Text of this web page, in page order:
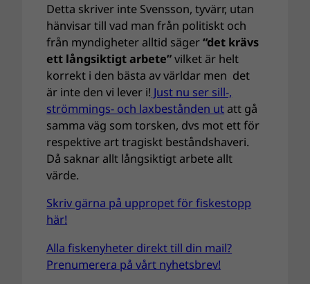
Detta skriver inte Svensson, tyvärr, utan
hänvisar till vad man från politiskt och
från myndigheter alltid säger“det krävs
ett långsiktigt arbete”vilket är helt
korrekt i den bästa av världar men det
är inte den vi lever i! Just nu ser sill-,
strömmings- och laxbestånden ut att gå
samma väg som torsken, dvs mot ett för
respektive art tragiskt beståndshaveri.
Då saknar allt långsiktigt arbete allt
värde.
Skriv gärna på uppropet för fiskestopp
här!
Alla fiskenyheter direkt till din mail?
Prenumerera på vårt nyhetsbrev!